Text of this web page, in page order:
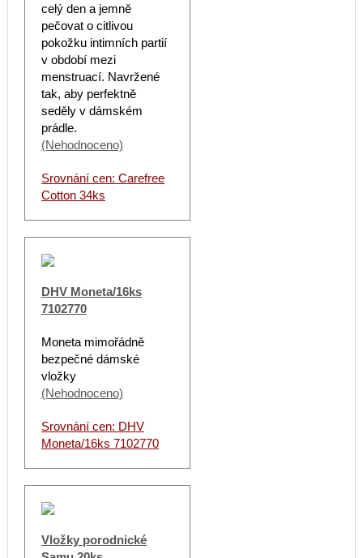
celý den a jemně
pečovat o citlivou
pokožku intimních partií
v období mezi
menstruací. Navržené
tak, aby perfektně
seděly v dámském
prádle.
(Nehodnoceno)
Srovnání cen: Carefree
Cotton 34ks
DHV Moneta/16ks
7102770
Moneta mimořádně
bezpečné dámské
vložky
(Nehodnoceno)
Srovnání cen: DHV
Moneta/16ks 7102770
Vložky porodnické